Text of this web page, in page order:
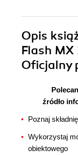
Opis
Flash
Oficjalny
źródło
Poznaj
Wykorzystaj
obiektowego